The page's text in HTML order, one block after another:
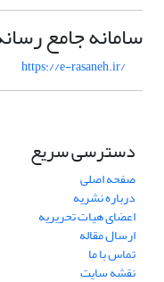
سامانه جامع
https://e-rasaneh.ir/
دسترسی سریع
صفحه اصلی
درباره نشریه
اعضای هیات تحریریه
ارسال مقاله
تماس با ما
نقشه سایت